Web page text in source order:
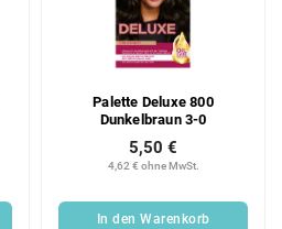
Palette Deluxe 800
Dunkelbraun 3-0
4,62 € ohne MwSt.
5,50 €
In den Warenkorb